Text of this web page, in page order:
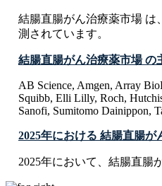
結腸直腸がん治療薬市場 は
測されています。
結腸直腸がん治療薬市場 の
AB Science, Amgen, Array
Squibb, Elli Lilly, Roch,
Sanofi, Sumitomo Dainippon,
2025年における 結腸直腸
2025年において、結腸直腸